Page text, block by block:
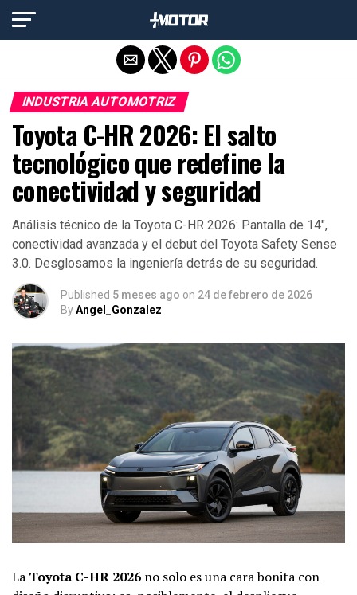
INDUSTRIA AUTOMOTRIZ
Toyota C-HR 2026: El salto
tecnológico que redefine la
conectividad y seguridad
Análisis técnico de la Toyota C-HR 2026: Pantalla de 14″,
conectividad avanzada y el debut del Toyota Safety Sense
3.0. Desglosamos la ingeniería detrás de su seguridad.
Published 5 meses ago on 24 de febrero de 2026
ByAngel_Gonzalez
La Toyota C-HR 2026 no solo es una cara bonita con
Salir de la versión móvil